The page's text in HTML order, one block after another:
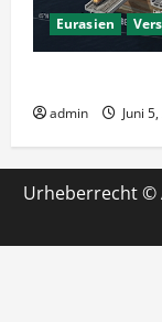
Eurasien
admin Juni
Urheberrecht ©